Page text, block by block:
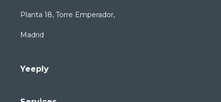
Planta 18, Torre Emperador,
Madrid
Yeeply